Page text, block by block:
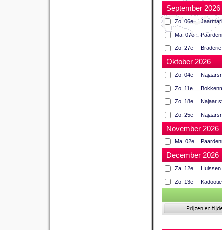
September 2026
Zo. 06e
Ma. 07e
Zo. 27e
Oktober 2026
Zo. 04e
Zo. 11e
Zo. 18e Najaar
Zo. 25e
November 2026
Ma. 02e
December 2026
Za. 12e Huissen
Zo. 13e